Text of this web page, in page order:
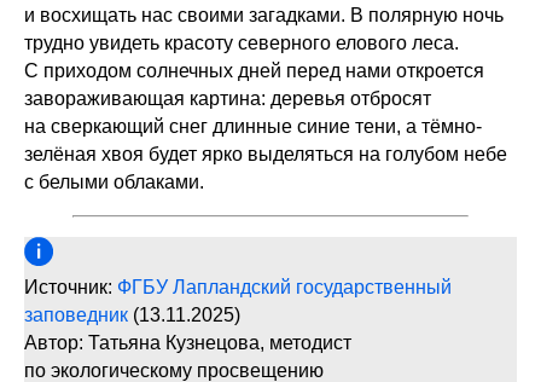
и восхищать нас своими загадками. В полярную ночь
трудно увидеть красоту северного елового леса.
С приходом солнечных дней перед нами откроется
завораживающая картина: деревья отбросят
на сверкающий снег длинные синие тени, а тёмно-
зелёная хвоя будет ярко выделяться на голубом небе
с белыми облаками.
Источник: ФГБУ Лапландский государственный
заповедник (13.11.2025)
Автор: Татьяна Кузнецова, методист
по экологическому просвещению